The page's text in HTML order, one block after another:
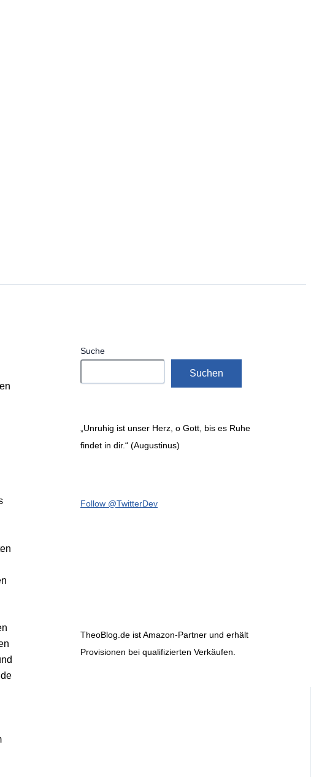
Suche
Suchen
„Unruhig ist unser Herz, o Gott, bis es Ruhe
findet in dir.“ (Augustinus)
Follow @TwitterDev
TheoBlog.de ist Amazon-Partner und erhält
Provisionen bei qualifizierten Verkäufen.